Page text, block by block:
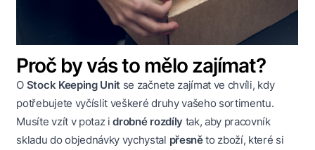
Proč by vás to mělo zajímat?
O Stock Keeping Unit se začnete zajímat ve chvíli, kdy
potřebujete vyčíslit veškeré druhy vašeho sortimentu.
Musíte vzít v potaz idrobné rozdíly tak, aby pracovník
skladu do objednávky vychystal přesněto zboží, které si